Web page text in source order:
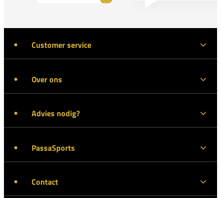
Customer service
Over ons
Advies nodig?
PassaSports
Contact